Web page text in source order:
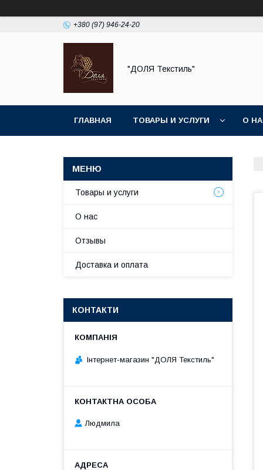
+380 (97) 946-24-20
"ДОЛЯ Текстиль"
ГЛАВНАЯ ТОВАРЫ И УСЛУГИ О
Товары и услуги
О нас
Отзывы
Доставка и оплата
КОНТАКТИ
Інтернет-магазин "ДОЛЯ Текстиль"
Людмила